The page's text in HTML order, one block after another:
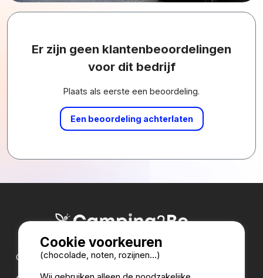
Er zijn geen klantenbeoordelingen
voor dit bedrijf
Plaats als eerste een beoordeling.
Een beoordeling achterlaten
Onze partners:
Cookie voorkeuren
(chocolade, noten, rozijnen...)